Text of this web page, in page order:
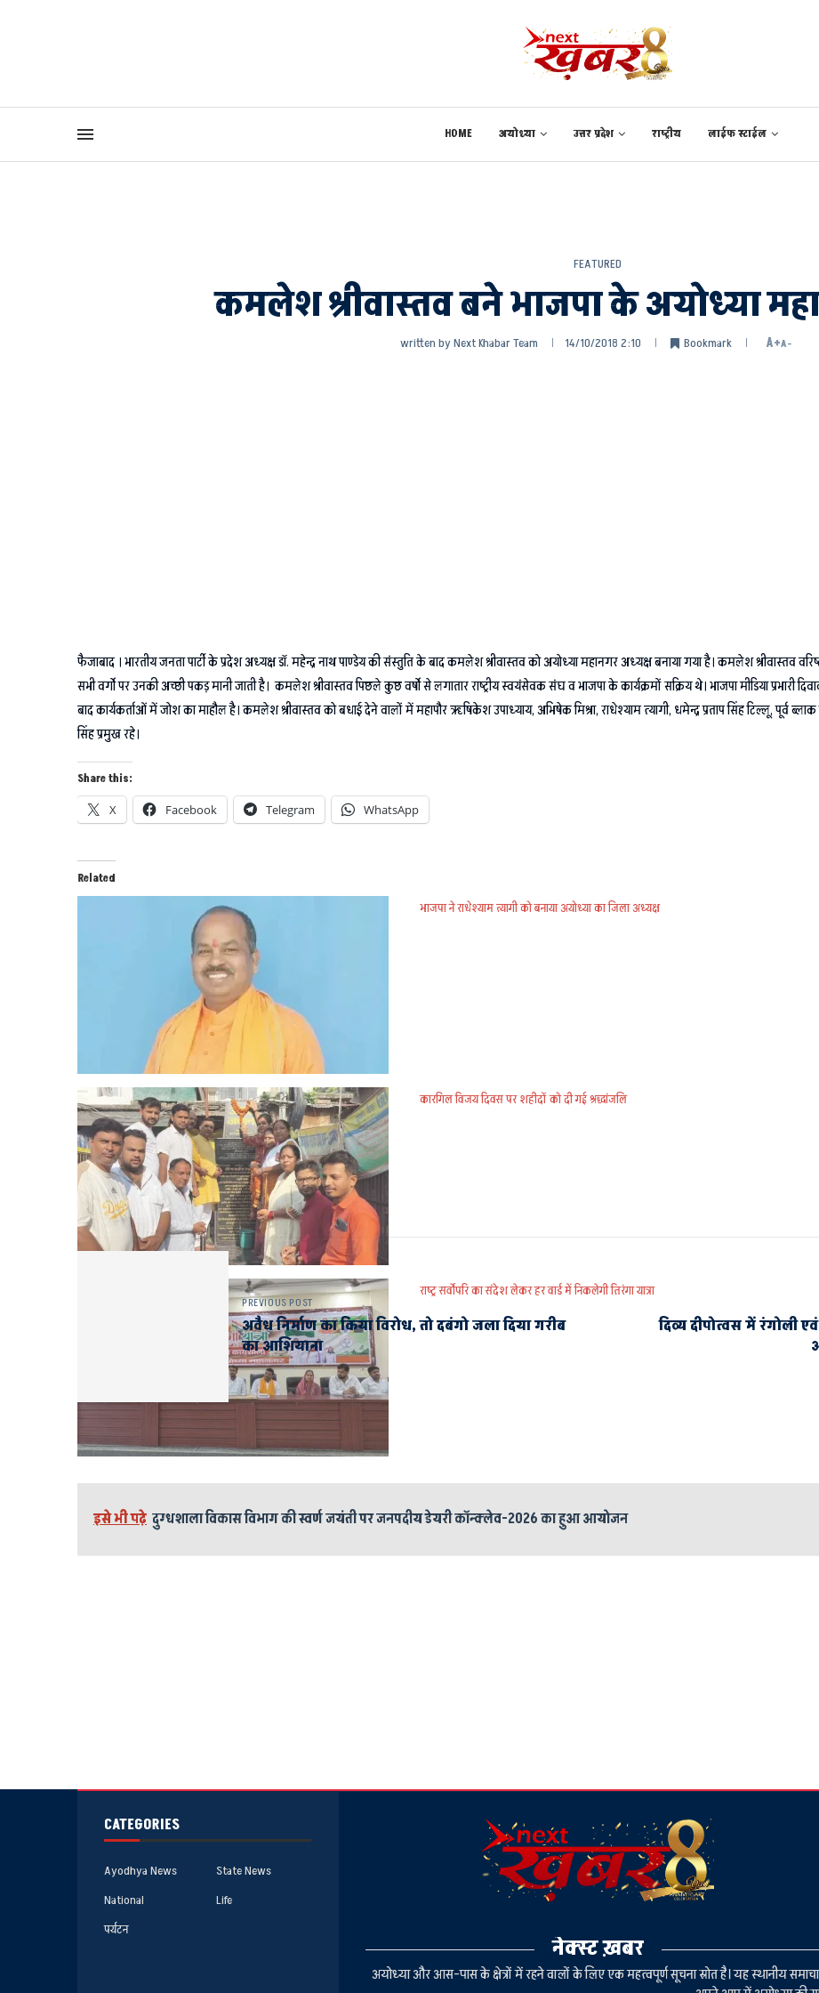
HOME अयोध्या उत्तर प्रदेश राष्ट्रीय लाईफ स्टाईल
FEATURED
कमलेश श्रीवास्तव बने भाजपा के अयोध्या
written byNext Khabar Team 14/10/2018 2:10 Bookmark A+A-
फैजाबाद । भारतीय जनता पार्टी के प्रदेश अध्यक्ष डाॅ. महेन्द्र नाथ पाण्डेय की संस्तुति के बाद कमलेश श्रीवास्तव को अयोध्या महानगर अध्यक्ष बनाया गया है। कमलेश श्रीवास्तव
सभी वर्गो पर उनकी अच्छी पकड़ मानी जाती है। कमलेश श्रीवास्तव पिछले कुछ वर्षो से लगातार राष्ट्रीय स्वयंसेवक संघ व भाजपा के कार्यक्रमों सक्रिय थे। भाजपा मीडिया
बाद कार्यकर्ताओं में जोश का माहौल है। कमलेश श्रीवास्तव को बधाई देने वालों में महापौर ऋषिकेश उपाध्याय, अभिषेक मिश्रा, राधेश्याम त्यागी, धमेन्द्र प्रताप सिंह टिल्लू, पूर्व ब्लाक
सिंह प्रमुख रहे।
Share this:
X Facebook Telegram WhatsApp
Related
भाजपा ने राधेश्याम त्यागी को बनाया अयोध्या का जिला अध्यक्ष
कारगिल विजय दिवस पर शहीदों को दी गई श्रद्धांजलि
राष्ट्र सर्वोपरि का संदेश लेकर हर वार्ड में निकलेगी तिरंगा यात्रा
इसे भी पढ़े दुग्धशाला विकास विभाग की स्वर्ण जयंती पर जनपदीय डेयरी कॉन्क्लेव-2026 का हुआ आयोजन
PREVIOUS POST
अवैध निर्माण का किया विरोध, तो दबंगो जला दिया गरीब
का आशियाना
दिव्य दीपोत्वस में रंगोली एवं
CATEGORIES
Ayodhya News
State News
National
Life
पर्यटन
नेक्स्ट ख़बर
अयोध्या और आस-पास के क्षेत्रों में रहने वालों के लिए एक महत्वपूर्ण सूचना स्रोत है। यह स्थानीय